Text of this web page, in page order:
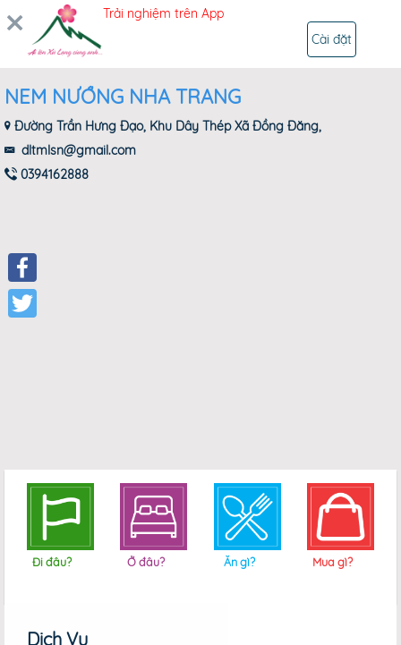
Facebook
NEM NƯỚNG NHA TRANG
Đường Trần Hưng Đạo, Khu Dây Thép Xã Đồng Đăng,
dltmlsn@gmail.com
0394162888
Đi đâu? Ở đâu? Ăn gì? Mua gì?
Dịch Vụ
Trải nghiệm trên App
Cài đặt